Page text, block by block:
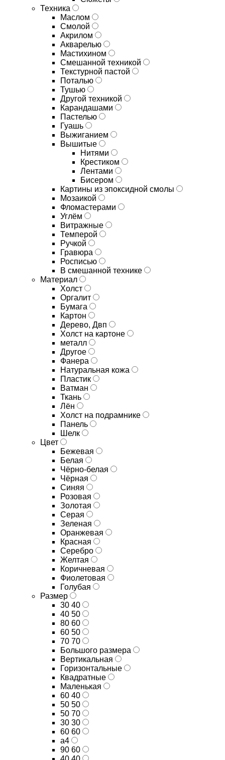
Техника
Маслом
Смолой
Акрилом
Акварелью
Мастихином
Смешанной техникой
Текстурной пастой
Поталью
Тушью
Другой техникой
Карандашами
Пастелью
Гуашь
Выжиганием
Вышитые
Нитями
Крестиком
Лентами
Бисером
Картины из эпоксидной смолы
Мозаикой
Фломастерами
Углём
Витражные
Темперой
Ручкой
Гравюра
Росписью
В смешанной технике
Материал
Холст
Оргалит
Бумага
Картон
Дерево, Двп
Холст на картоне
металл
Другое
Фанера
Натуральная кожа
Пластик
Ватман
Ткань
Лён
Холст на подрамнике
Панель
Шелк
Цвет
Бежевая
Белая
Чёрно-белая
Чёрная
Синяя
Розовая
Золотая
Серая
Зеленая
Оранжевая
Красная
Серебро
Желтая
Коричневая
Фиолетовая
Голубая
Размер
30 40
40 50
80 60
60 50
70 70
Большого размера
Вертикальная
Горизонтальные
Квадратные
Маленькая
60 40
50 50
50 70
30 30
60 60
а4
90 60